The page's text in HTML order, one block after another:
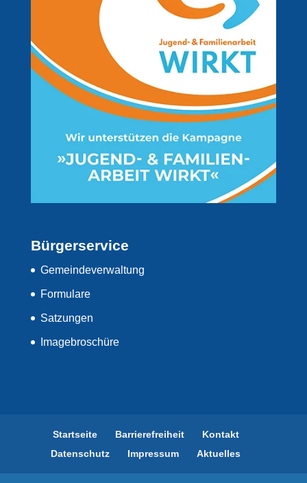
Bürgerservice
Gemeindeverwaltung
Formulare
Satzungen
Imagebroschüre
Startseite Barrierefreiheit
Kontakt
Datenschutz
Impressum Aktuelles